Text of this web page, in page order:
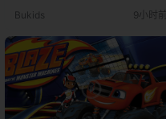
onster Machines）中以"Special M
别冒险篇章。需…
Bukids 9小时前